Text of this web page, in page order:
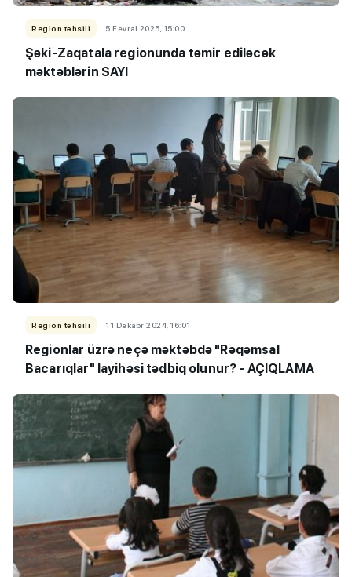
Region təhsili 5 Fevral 2025, 15:00
Şəki-Zaqatala regionunda təmir ediləcək
məktəblərin SAYI
Region təhsili 11 Dekabr 2024, 16:01
Regionlar üzrə neçə məktəbdə "Rəqəmsal
Bacarıqlar" layihəsi tədbiq olunur? - AÇIQLAMA